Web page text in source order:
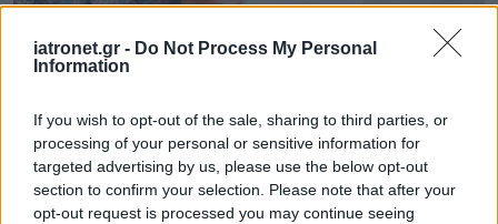
iatronet.gr - Do Not Process My Personal
Information
If you wish to opt-out of the sale, sharing to third parties, or
processing of your personal or sensitive information for
targeted advertising by us, please use the below opt-out
section to confirm your selection. Please note that after your
opt-out request is processed you may continue seeing
Τρίτη, 07 Απριλίου 2009, 16:24
Ξεκινά τη λειτουργία της η μη-κερδοσκοπική
Εταιρεία Νόσου Κοιλιοκάκης